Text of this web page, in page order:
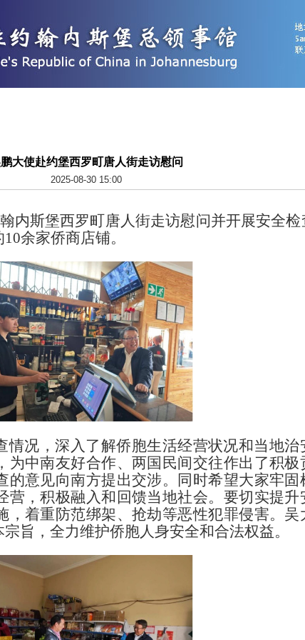
大使赴约堡西罗町唐人街走访慰问
2025-08-30 15:00
内斯堡西罗町唐人街走访慰问并开展安全
余家侨商店铺。
情况，深入了解侨胞生活经营状况和当地治
为中南友好合作、两国民间交往作出了积极
意见向南方提出交涉。同时希望大家牢固
，积极融入和回馈当地社会。要切实提升
，着重防范绑架、抢劫等恶性犯罪侵害。吴
旨，全力维护侨胞人身安全和合法权益。